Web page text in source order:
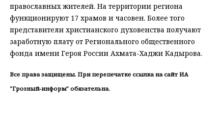
православных жителей. На территории региона
функционируют 17 храмов и часовен. Более того
представители христианского духовенства получают
заработную плату от Регионального общественного
фонда имени Героя России Ахмата-Хаджи Кадырова.
Все права защищены. При перепечатке ссылка на сайт ИА
"Грозный-информ" обязательна.